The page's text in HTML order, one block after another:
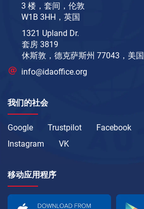
3 楼，套间，伦敦
W1B 3HH，英国
1321 Upland Dr.
套房 3819
休斯敦，德克萨斯州 77043，美国
info@idaoffice.org
我们的社会
Google Trustpilot Facebook
Instagram
VK
移动应用程序